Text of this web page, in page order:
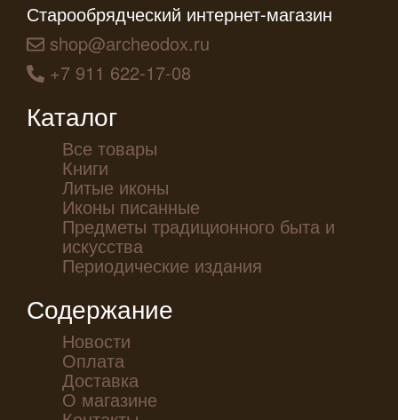
Старообрядческий интернет-магазин
shop@archeodox.ru
+7 911 622-17-08
Каталог
Все товары
Книги
Литые иконы
Иконы писанные
Предметы традиционного быта и
искусства
Периодические издания
Содержание
Новости
Оплата
Доставка
О магазине